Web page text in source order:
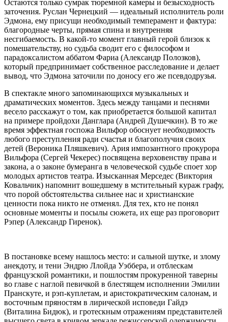
Остаются только сумрак тюремной камеры и безысходность
заточения. Руслан Чернецкий — идеальный исполнитель роли
Эдмона, ему присущи необходимый темперамент и фактура:
благородные черты, прямая спина и внутренняя
несгибаемость. В какой-то момент главный герой близок к
помешательству, но судьба сводит его с философом и
парадоксалистом аббатом Фариа (Александр Полозков),
который предпринимает собственное расследование и делает
вывод, что Эдмона заточили по доносу его же псевдодрузья.
В спектакле много запоминающихся музыкальных и
драматических моментов. Здесь между танцами и песнями
весело расскажут о том, как приобретается большой капитал
на примере пройдохи Данглара (Андрей Душечкин). В то же
время эффектная госпожа Вильфор обоснует необходимость
любого преступления ради счастья и благополучия своих
детей (Вероника Пляшкевич). Ария импозантного прокурора
Вильфора (Сергей Чекерес) посвящена верховенству права и
закона, а о законе бумеранга в человеческой судьбе споет хор
молодых артистов театра. Изысканная Мерседес (Виктория
Ковальчик) напомнит вошедшему в мстительный кураж графу,
что порой обстоятельства сильнее нас и христианские
ценности пока никто не отменял. Для тех, кто не понял
основные моменты и посылы сюжета, их еще раз проговорит
Рэпер (Александр Гиренок).
В постановке всему нашлось место: и сальной шутке, и злому
анекдоту, и тени Эндрю Ллойда Уэббера, и отблескам
французской романтики, и пошлостям прокуренной таверны
во главе с наглой певичкой в блестящем исполнении Эмилии
Пранскуте, и рэп-куплетам, и аристократическим салонам, и
восточным пряностям в лирической исповеди Гайдэ
(Виталина Бидюк), и гротескным отражениям представителей